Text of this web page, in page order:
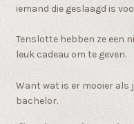
iemand die geslaagd is
Tenslotte hebben ze een
leuk cadeau om te geven.
Want wat is er mooier als
bachelor.